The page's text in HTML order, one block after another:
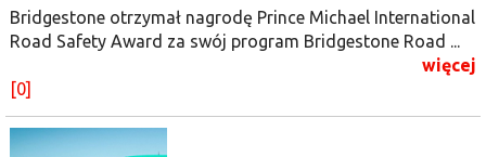
Bridgestone otrzymał nagrodę Prince Michael International
Road Safety Award za swój program Bridgestone Road ...
więcej
[0]